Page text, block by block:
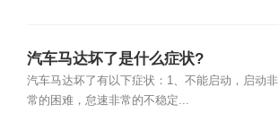
汽车马达坏了是什么症状?
汽车马达坏了有以下症状：1、不能启动，启动非
常的困难，怠速非常的不稳定...